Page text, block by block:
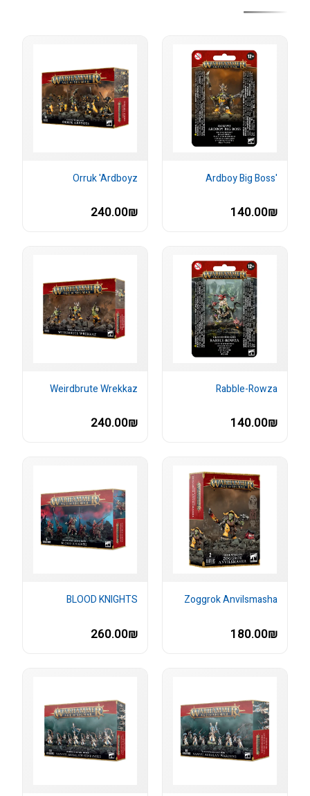
'Ardboy Big Boss
140.00₪
Orruk 'Ardboyz
240.00₪
Rabble-Rowza
140.00₪
Weirdbrute Wrekkaz
240.00₪
Zoggrok Anvilsmasha
180.00₪
BLOOD KNIGHTS
260.00₪